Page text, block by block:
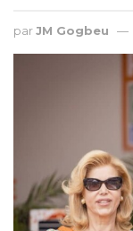
parJM Gogbeu